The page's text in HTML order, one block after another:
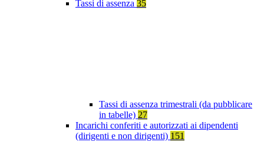
Tassi di assenza 35
Tassi di assenza trimestrali (da pubblicare
in tabelle) 27
Incarichi conferiti e autorizzati ai dipendenti
(dirigenti e non dirigenti) 151